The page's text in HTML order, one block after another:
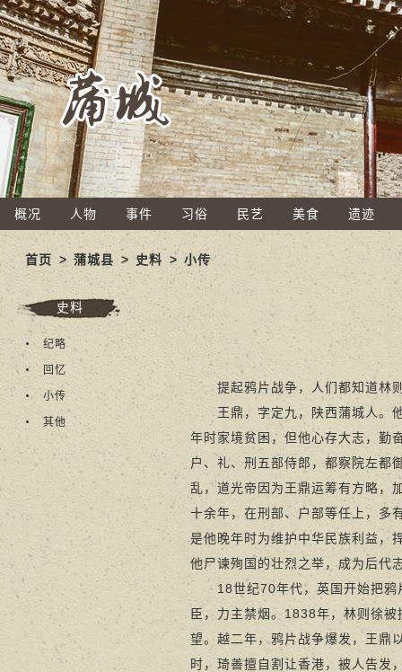
概况 人物 事件 习俗 民艺 美食 遗迹
首页 >蒲城县 > 史料 > 小传
史料
纪略
回忆
小传
其他
提起鸦片战争，人们都知道林则
王鼎，字定九，陕西蒲城人。他
年时家境贫困，但他心存大志，勤
户、礼、刑五部侍郎，都察院左都
乱，道光帝因为王鼎运筹有方略，
十余年，在刑部、户部等任上，多
是他晚年时为维护中华民族利益，
他尸谏殉国的壮烈之举，成为后代
18世纪70年代，英国开始把鸦
臣，力主禁烟。1838年，林则徐
望。越二年，鸦片战争爆发，王鼎
时，琦善擅自割让香港，被人告发